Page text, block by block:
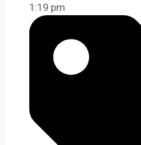
1:19 pm